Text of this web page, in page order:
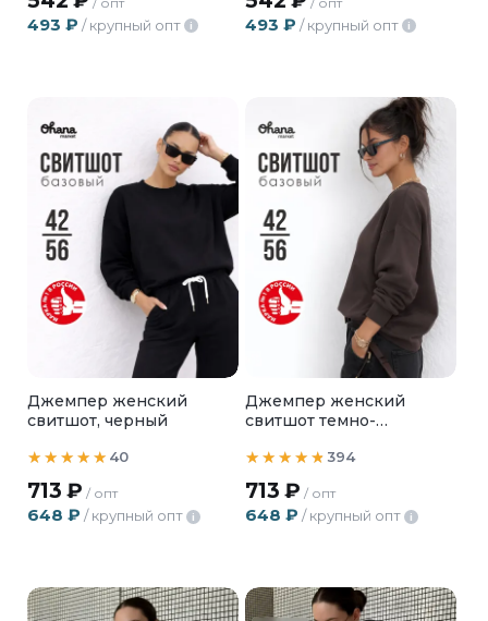
493 ₽ / крупный опт i 493 ₽ / крупный опт i
Джемпер женский
свитшот, черный
40
713 ₽ / опт
648 ₽ / крупный опт i
Джемпер женский
свитшот темно-
394
713 ₽ / опт
648 ₽ / крупный опт i